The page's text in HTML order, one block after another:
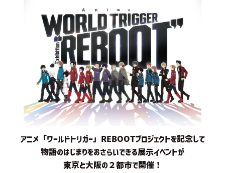
アニメ「ワールドトリガー」REBOOTプロジェクトを記念して
物語のはじまりをおさらいできる展示イベントが
東京と大阪の２都市で開催！